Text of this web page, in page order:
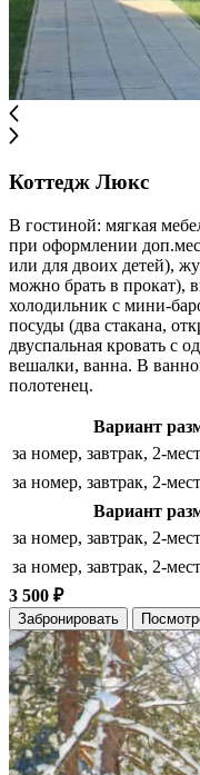
Коттедж Люкс
В гостиной: мягкая
при оформлении
или для двоих детей),
можно брать в прокат),
холодильник с мини-
посуды (два стакана,
двуспальная кровать с
вешалки, ванна. В
полотенец.
Вариант
за номер, завтрак, 2-
за номер, завтрак, 2-
Вариант
за номер, завтрак, 2-
за номер, завтрак, 2-
3 500 ₽
Забронировать